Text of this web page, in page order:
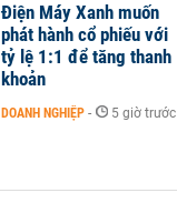
Điện Máy Xanh muốn
phát hành cổ phiếu với
tỷ lệ 1:1 để tăng thanh
khoản
DOANH NGHIỆP - 5 giờ trước